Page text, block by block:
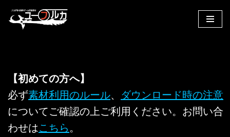
へ
ス
キ
ッ
【初めての方へ】
必ず素材利用のルール、 ダウンロード時の注意
についてご確認の上ご利用ください。お問い合
わせはこちら 。